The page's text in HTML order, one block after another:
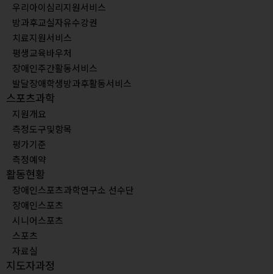
우리아이심리지원서비스
방과후교실자유수강권
치료지원서비스
평생교육바우처
장애인주간활동서비스
발달장애학생방과후활동서비스
스포츠과학
지원개요
측정도구및항목
평가기준
측정예약
활동현황
장애인스포츠과학연구소 선수단
장애인스포츠
시니어스포츠
스포츠
자료실
지도자과정